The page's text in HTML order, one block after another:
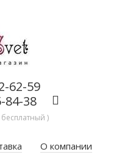
62-59
84-38
)
О компании